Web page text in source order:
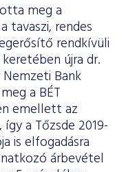
meg a
tavaszi, rendes
rendkívüli
újra dr.
Bank
a BÉT
emellett az
a Tőzsde 2019-
is elfogadásra
árbevétel